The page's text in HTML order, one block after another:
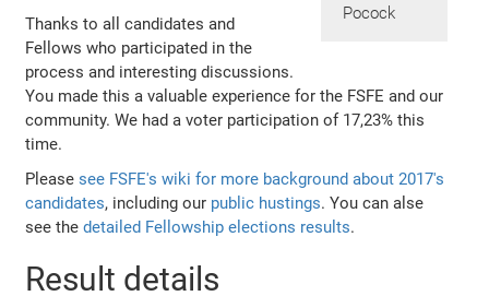
Pocock
Thanks to all candidates and
Fellows who participated in the
process and interesting discussions.
You made this a valuable experience for the FSFE and our
community. We had a voter participation of 17,23% this
time.
Pleasesee FSFE's wiki for more background about 2017's
candidates, including our public hustings. You can alse
see thedetailed Fellowship elections results.
Result details